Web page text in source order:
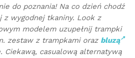
do poznania! Na co dzień chodź
wygodnej tkaniny. Look z
modelem uzupełnij trampki
zestaw z trampkami oraz bluzą
Ciekawą, casualową alternatywą